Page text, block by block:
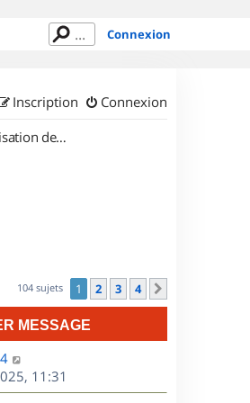
Connexion
Connexion
Inscription
Organisation de sorties en région Languedoc Roussillon
104 sujets 1 2 3 4
MESSAGE
11:31